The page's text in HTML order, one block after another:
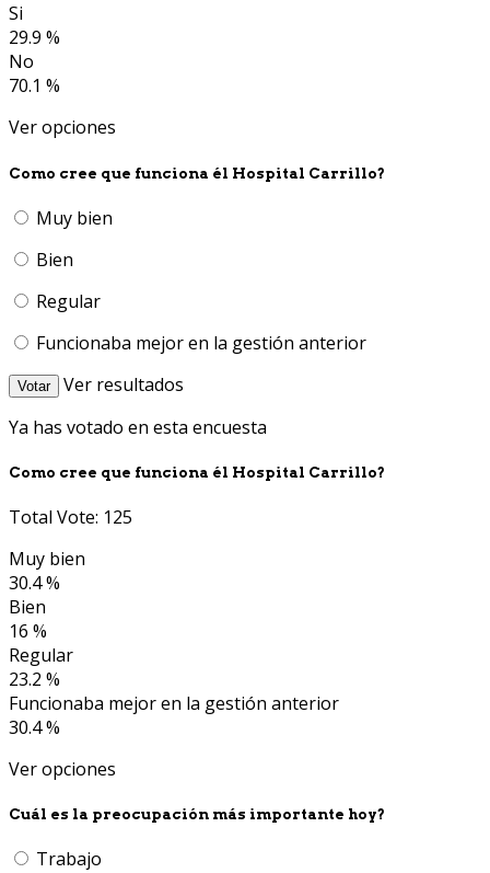
Si
29.9 %
No
70.1 %
Ver opciones
Como cree que funciona él Hospital Carrillo?
Muy bien
Bien
Regular
Funcionaba mejor en la gestión anterior
Votar
Ver resultados
Ya has votado en esta encuesta
Como cree que funciona él Hospital Carrillo?
Total Vote: 125
Muy bien
30.4 %
Bien
16 %
Regular
23.2 %
Funcionaba mejor en la gestión anterior
30.4 %
Ver opciones
Cuál es la preocupación más importante hoy?
Trabajo